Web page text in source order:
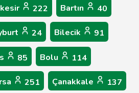
222 Bartın 40
24 Bilecik 91
85 Bolu 114
251 Çanakkale 137